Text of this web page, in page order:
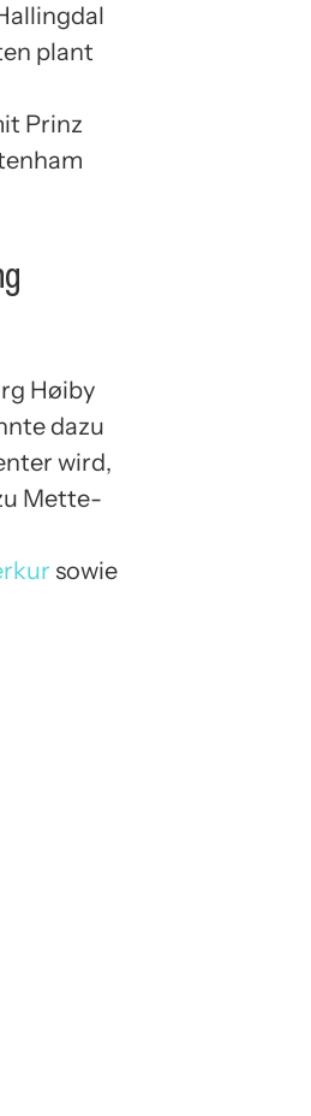
plant
Prinz
Høiby
dazu
wird,
Mette-
sowie